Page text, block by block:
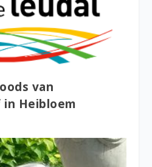
van
Heibloem